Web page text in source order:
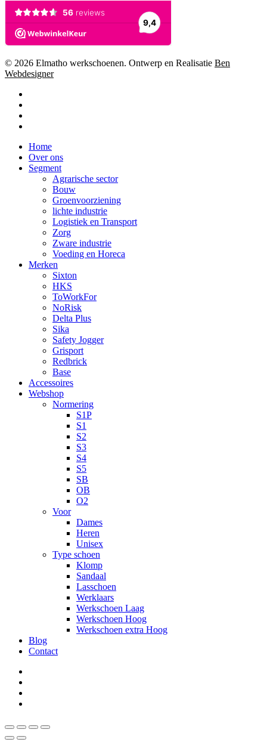
© 2026 Elmatho werkschoenen. Ontwerp en Realisatie Ben
Webdesigner
Close
Menu
Home
Over ons
Segment
Agrarische sector
Bouw
Groenvoorziening
lichte industrie
Logistiek en Transport
Zorg
Zware industrie
Voeding en Horeca
Merken
Sixton
HKS
ToWorkFor
NoRisk
Delta Plus
Sika
Safety Jogger
Grisport
Redbrick
Base
Accessoires
Webshop
Normering
S1P
S1
S2
S3
S4
S5
SB
OB
O2
Voor
Dames
Heren
Unisex
Type schoen
Klomp
Sandaal
Lasschoen
Werklaars
Werkschoen Laag
Werkschoen Hoog
Werkschoen extra Hoog
Blog
Contact